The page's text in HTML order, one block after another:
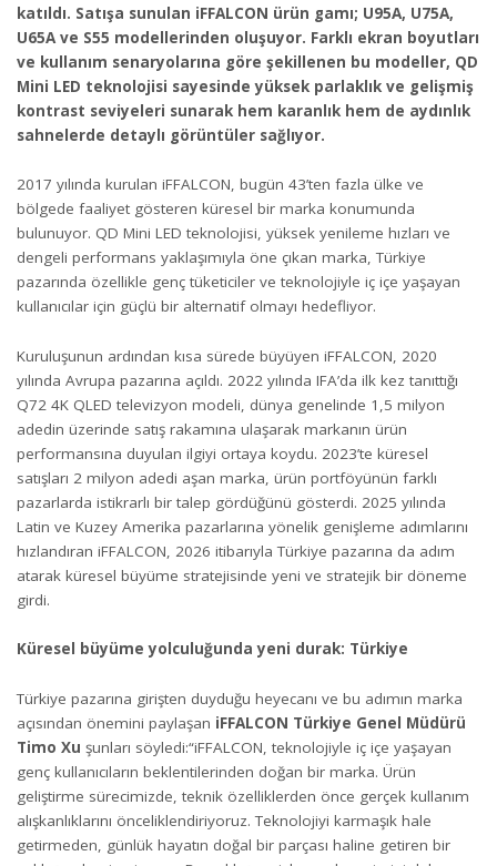
katıldı. Satışa sunulan iFFALCON ürün gamı; U95A, U75A,
U65A ve S55 modellerinden oluşuyor. Farklı ekran boyutları
ve kullanım senaryolarına göre şekillenen bu modeller, QD
Mini LED teknolojisi sayesinde yüksek parlaklık ve gelişmiş
kontrast seviyeleri sunarak hem karanlık hem de aydınlık
sahnelerde detaylı görüntüler sağlıyor.
2017 yılında kurulan iFFALCON, bugün 43’ten fazla ülke ve
bölgede faaliyet gösteren küresel bir marka konumunda
bulunuyor. QD Mini LED teknolojisi, yüksek yenileme hızları ve
dengeli performans yaklaşımıyla öne çıkan marka, Türkiye
pazarında özellikle genç tüketiciler ve teknolojiyle iç içe yaşayan
kullanıcılar için güçlü bir alternatif olmayı hedefliyor.
Kuruluşunun ardından kısa sürede büyüyen iFFALCON, 2020
yılında Avrupa pazarına açıldı. 2022 yılında IFA’da ilk kez tanıttığı
Q72 4K QLED televizyon modeli, dünya genelinde 1,5 milyon
adedin üzerinde satış rakamına ulaşarak markanın ürün
performansına duyulan ilgiyi ortaya koydu. 2023’te küresel
satışları 2 milyon adedi aşan marka, ürün portföyünün farklı
pazarlarda istikrarlı bir talep gördüğünü gösterdi. 2025 yılında
Latin ve Kuzey Amerika pazarlarına yönelik genişleme adımlarını
hızlandıran iFFALCON, 2026 itibarıyla Türkiye pazarına da adım
atarak küresel büyüme stratejisinde yeni ve stratejik bir döneme
girdi.
Küresel büyüme yolculuğunda yeni durak: Türkiye
Türkiye pazarına girişten duyduğu heyecanı ve bu adımın marka
açısından önemini paylaşan iFFALCON Türkiye Genel Müdürü
Timo Xu şunları söyledi:“iFFALCON, teknolojiyle iç içe yaşayan
genç kullanıcıların beklentilerinden doğan bir marka. Ürün
geliştirme sürecimizde, teknik özelliklerden önce gerçek kullanım
alışkanlıklarını önceliklendiriyoruz. Teknolojiyi karmaşık hale
getirmeden, günlük hayatın doğal bir parçası haline getiren bir